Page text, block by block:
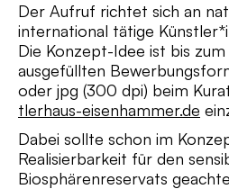
Der Aufruf richtet sich an
international tätige
Die Konzept-Idee ist bis
ausgefüllten
oder jpg (300 dpi) beim
tlerhaus-eisenhammer.de
Dabei sollte schon im
Realisierbarkeit für den
Biosphärenreservats